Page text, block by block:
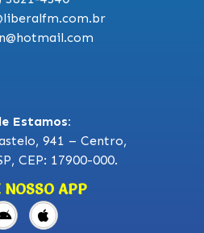
Estamos:
941 – Centro,
CEP: 17900-000.
NOSSO APP